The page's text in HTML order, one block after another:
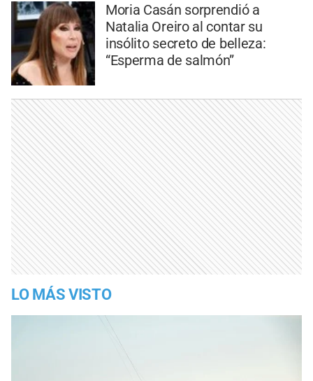
Moria Casán sorprendió a
Natalia Oreiro al contar su
insólito secreto de belleza:
“Esperma de salmón”
LO MÁS VISTO